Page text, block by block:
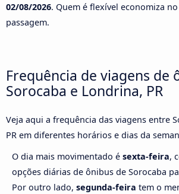
02/08/2026. Quem é flexível economiza
passagem.
Frequência de viagens de
Sorocaba e Londrina, PR
Veja aqui a frequência das viagens entre
PR em diferentes horários e dias da
O dia mais movimentado é sexta-feira,
opções diárias de ônibus de Sorocaba
Por outro lado, segunda-feira tem o